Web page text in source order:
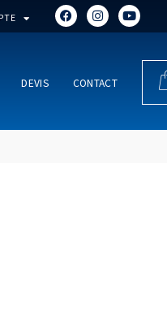
DEVIS CONTACT